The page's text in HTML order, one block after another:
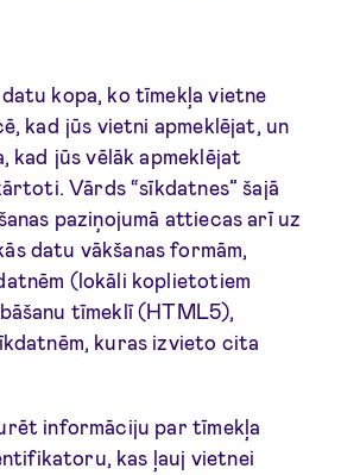
kopa, ko tīmekļa vietne
kad jūs vietni apmeklējat, un
kad jūs vēlāk apmeklējat
Vārds “sīkdatnes” šajā
paziņojumā attiecas arī uz
datu vākšanas formām,
(lokāli koplietotiem
tīmeklī (HTML5),
kuras izvieto cita
informāciju par tīmekļa
kas ļauj vietnei